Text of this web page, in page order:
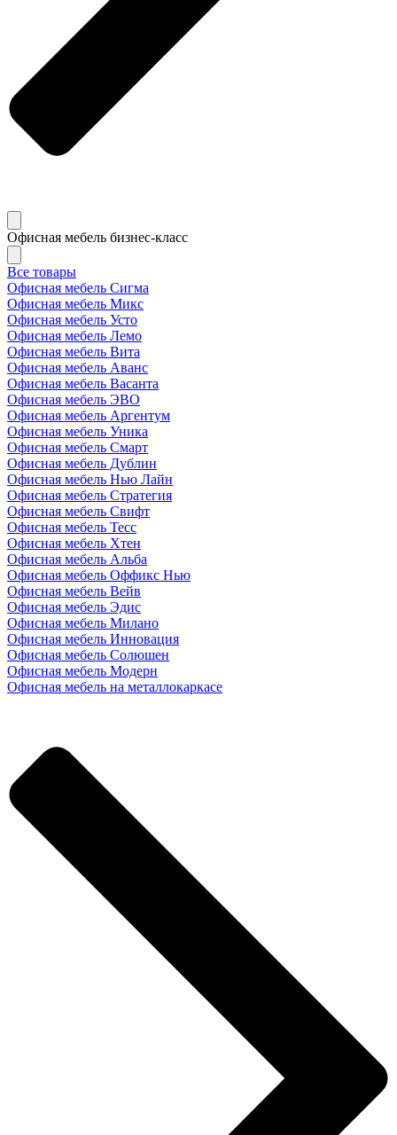
Офисная мебель бизнес-класс
Все товары
Офисная мебель Сигма
Офисная мебель Микс
Офисная мебель Усто
Офисная мебель Лемо
Офисная мебель Вита
Офисная мебель Аванс
Офисная мебель Васанта
Офисная мебель ЭВО
Офисная мебель Аргентум
Офисная мебель Уника
Офисная мебель Смарт
Офисная мебель Дублин
Офисная мебель Нью Лайн
Офисная мебель Стратегия
Офисная мебель Свифт
Офисная мебель Тесс
Офисная мебель Хтен
Офисная мебель Альба
Офисная мебель Оффикс Нью
Офисная мебель Вейв
Офисная мебель Эдис
Офисная мебель Милано
Офисная мебель Инновация
Офисная мебель Солюшен
Офисная мебель Модерн
Офисная мебель на металлокаркасе